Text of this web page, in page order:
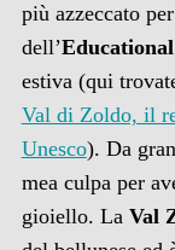
più azzeccato
dell’
estiva (qui
Val di Zoldo, il
Unesco). Da
mea culpa per
gioiello. La Val